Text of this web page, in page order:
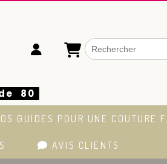
80
GUIDES POUR UNE COUTURE
AVIS CLIENTS